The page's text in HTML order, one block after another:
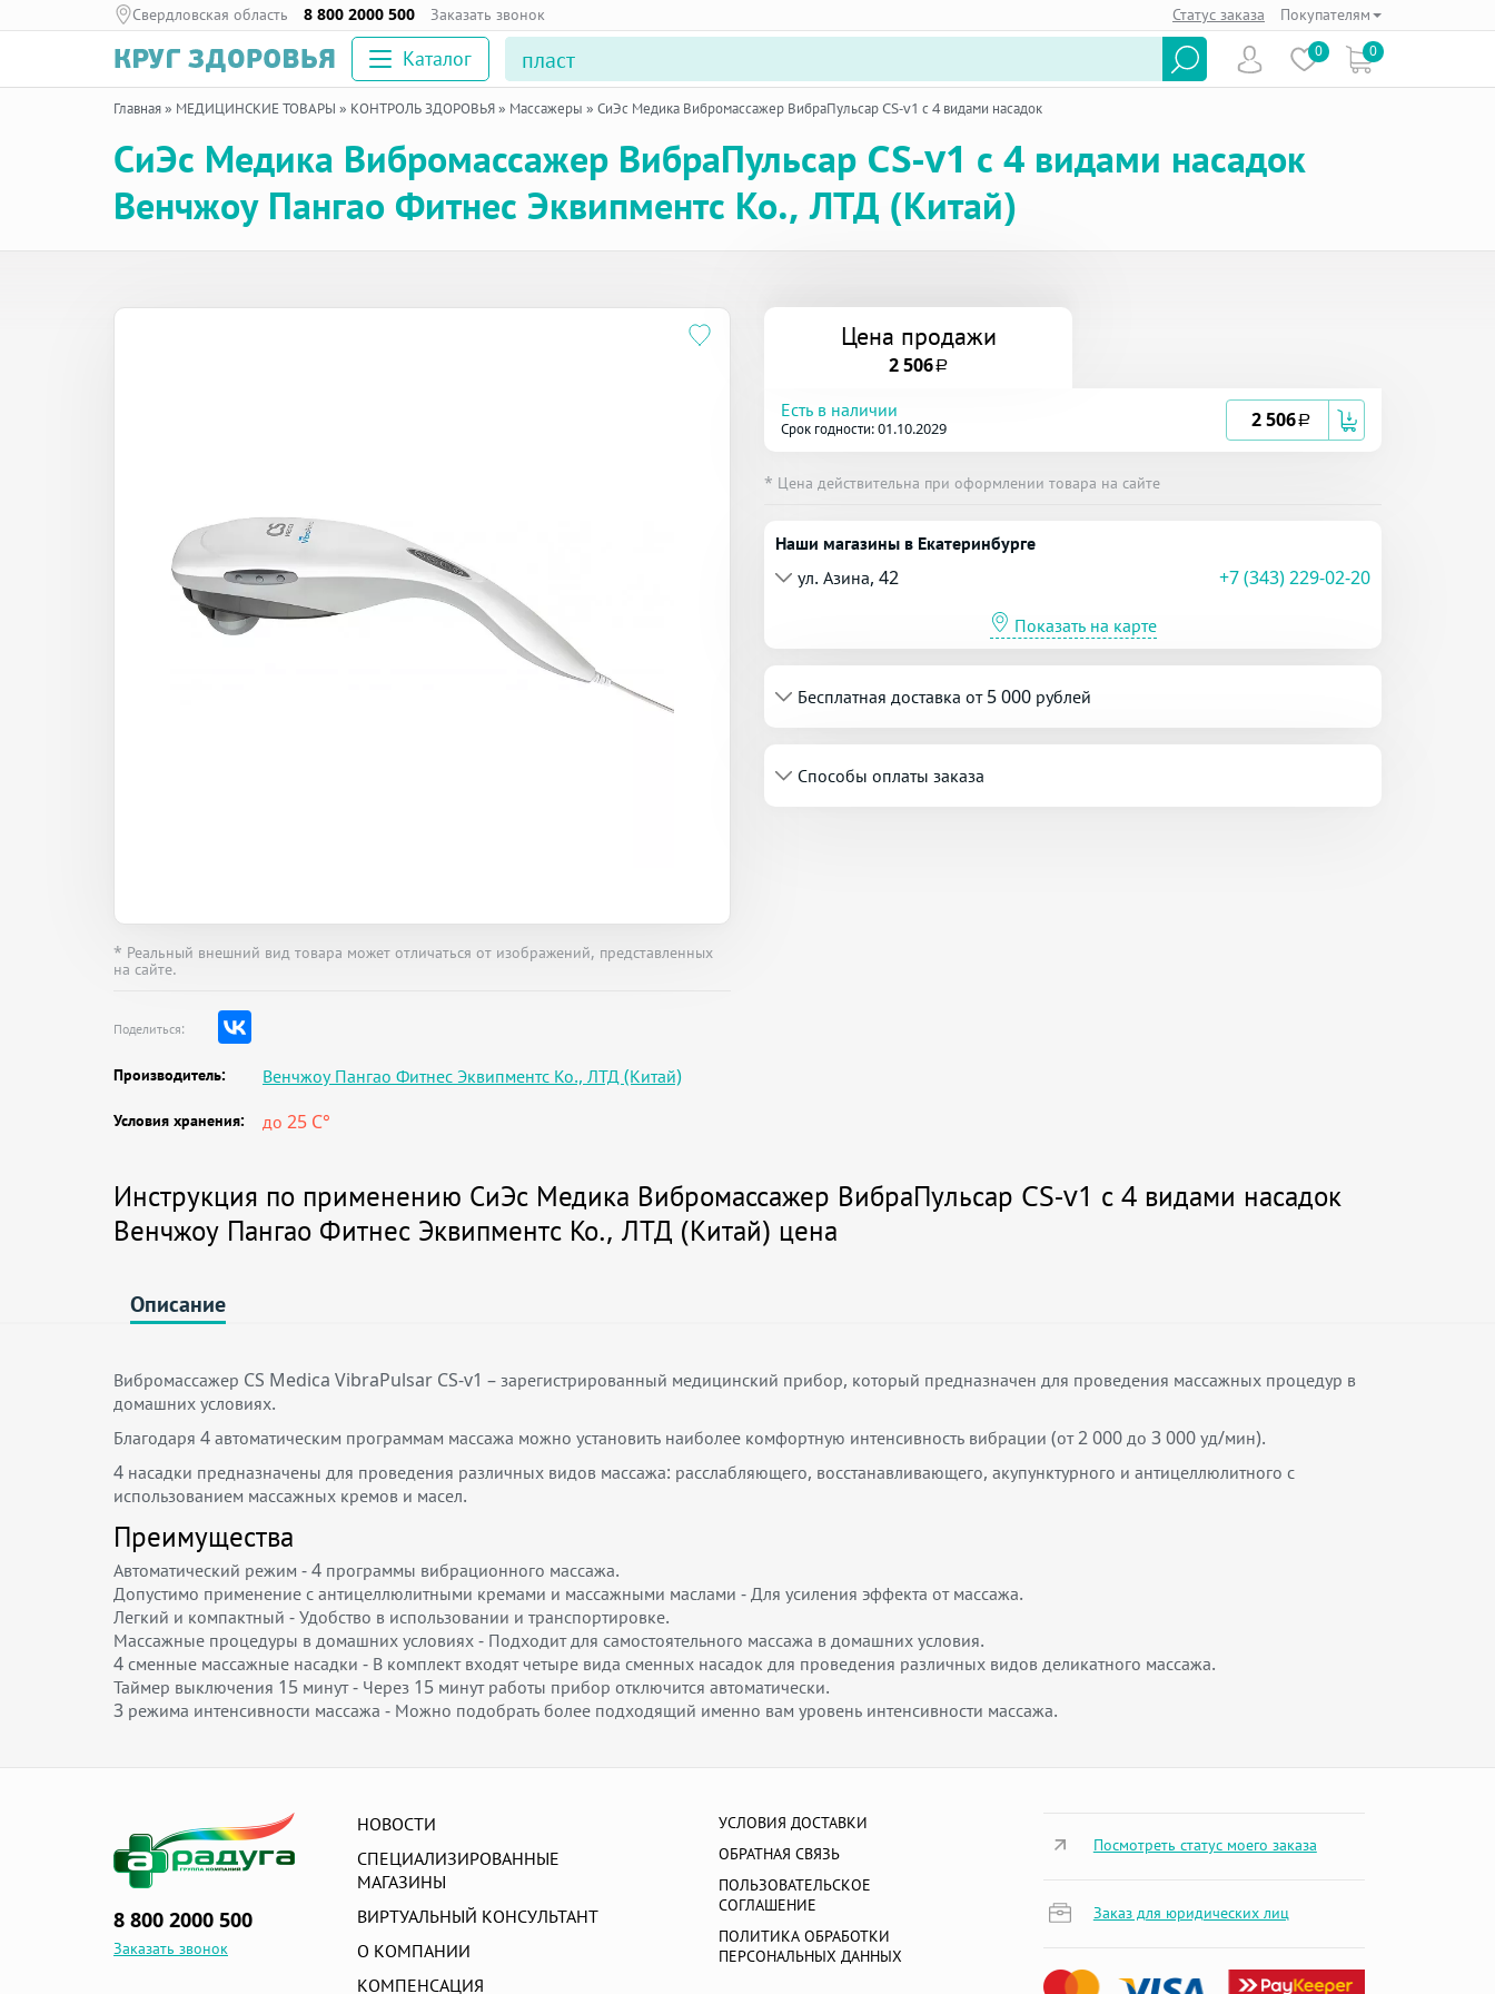
Свердловская область 8 800 2000 500 Заказать звонок Статус заказа Покупателям
Каталог 0 0
Главная» МЕДИЦИНСКИЕ ТОВАРЫ » КОНТРОЛЬ ЗДОРОВЬЯ» Массажеры » СиЭс Медика Вибромассажер ВибраПульсар CS-v1 с 4 видами насадок
СиЭс Медика Вибромассажер ВибраПульсар CS-v1 с 4 видами насадок
Венчжоу Пангао Фитнес Эквипментс Ко., ЛТД (Китай)
* Реальный внешний вид товара может отличаться от изображений, представленных
на сайте.
Поделиться:
Производитель: Венчжоу Пангао Фитнес Эквипментс Ко., ЛТД (Китай)
Условия хранения: до 25 C°
Цена продажи
2 506a
Есть в наличии
Срок годности: 01.10.2029 2 506a
* Цена действительна при оформлении товара на сайте
Наши магазины в Екатеринбурге
ул. Азина, 42
+7 (343) 229-02-20
Показать на карте
Бесплатная доставка от 5 000 рублей
Способы оплаты заказа
Инструкция по применению СиЭс Медика Вибромассажер ВибраПульсар CS-v1 с 4 видами насадок
Венчжоу Пангао Фитнес Эквипментс Ко., ЛТД (Китай) цена
Описание
Вибромассажер CS Medica VibraPulsar CS-v1 – зарегистрированный медицинский прибор, который предназначен для проведения массажных процедур в
домашних условиях.
Благодаря 4 автоматическим программам массажа можно установить наиболее комфортную интенсивность вибрации (от 2 000 до 3 000 уд/мин).
4 насадки предназначены для проведения различных видов массажа: расслабляющего, восстанавливающего, акупунктурного и антицеллюлитного с
использованием массажных кремов и масел.
Преимущества
Автоматический режим - 4 программы вибрационного массажа.
Допустимо применение с антицеллюлитными кремами и массажными маслами - Для усиления эффекта от массажа.
Легкий и компактный - Удобство в использовании и транспортировке.
Массажные процедуры в домашних условиях - Подходит для самостоятельного массажа в домашних условия.
4 сменные массажные насадки - В комплект входят четыре вида сменных насадок для проведения различных видов деликатного массажа.
Таймер выключения 15 минут - Через 15 минут работы прибор отключится автоматически.
3 режима интенсивности массажа - Можно подобрать более подходящий именно вам уровень интенсивности массажа.
8 800 2000 500
Заказать звонок
НОВОСТИ
СПЕЦИАЛИЗИРОВАННЫЕ
МАГАЗИНЫ
ВИРТУАЛЬНЫЙ КОНСУЛЬТАНТ
О КОМПАНИИ
КОМПЕНСАЦИЯ
УСЛОВИЯ ДОСТАВКИ
ОБРАТНАЯ СВЯЗЬ
ПОЛЬЗОВАТЕЛЬСКОЕ
СОГЛАШЕНИЕ
ПОЛИТИКА ОБРАБОТКИ
ПЕРСОНАЛЬНЫХ ДАННЫХ
Посмотреть статус моего заказа
Заказ для юридических лиц